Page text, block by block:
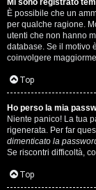
A
r
g
o
m
e
n
Mi sono registrato
È possibile che un
per qualche ragione.
utenti che non hanno
database. Se il motivo
coinvolgere
Top
Ho perso la mia
Niente panico! La tua
rigenerata. Per far
dimenticato la
Se riscontri difficoltà,
Top
o
i
n
T
o
u
r